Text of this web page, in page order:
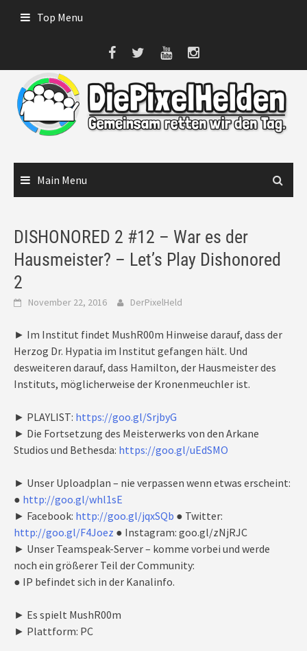
Top Menu
Main Menu
DISHONORED 2 #12 – War es der
Hausmeister? – Let’s Play Dishonored
2
November 22, 2016 DerPixelHeld
► Im Institut findet MushR00m Hinweise darauf, dass der
Herzog Dr. Hypatia im Institut gefangen hält. Und
desweiteren darauf, dass Hamilton, der Hausmeister des
Instituts, möglicherweise der Kronenmeuchler ist.
► PLAYLIST: https://goo.gl/SrjbyG
► Die Fortsetzung des Meisterwerks von den Arkane
Studios und Bethesda: https://goo.gl/uEdSMO
► Unser Uploadplan – nie verpassen wenn etwas erscheint:
● http://goo.gl/whl1sE
► Facebook: http://goo.gl/jqxSQb ● Twitter:
http://goo.gl/F4Joez ● Instagram: goo.gl/zNjRJC
► Unser Teamspeak-Server – komme vorbei und werde
noch ein größerer Teil der Community:
● IP befindet sich in der Kanalinfo.
► Es spielt MushR00m
► Plattform: PC